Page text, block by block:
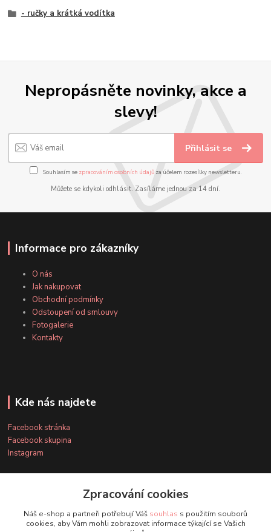
- ručky a krátká vodítka
Nepropásněte novinky, akce a
slevy!
Přihlásit se
Souhlasím se zpracováním osobních údajůza účelem rozesílky newsletteru.
Můžete se kdykoli odhlásit. Zasíláme jednou za 14 dní.
Informace pro zákazníky
O nás
Jak nakupovat
Obchodní podmínky
Odstoupení od smlouvy
Fotogalerie
Kontakty
Kde nás najdete
Facebook stránka
Facebook skupina
Instagram
Zpracování cookies
Náš e-shop a partneři potřebují Váš souhlas s použitím souborů
cookies, aby Vám mohli zobrazovat informace týkající se Vašich